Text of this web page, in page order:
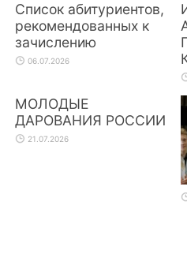
Список абитуриентов,
рекомендованных к
зачислению
06.07.2026
МОЛОДЫЕ
ДАРОВАНИЯ РОССИИ
21.07.2026